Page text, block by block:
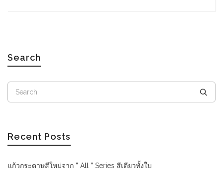
Search
Recent Posts
แก้วกระดาษสีใหม่จาก ” All ” Series สีเดียวทั้งใบ